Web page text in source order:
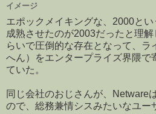
イメージ
エポックメイキングな、2000と
成熟させたのが2003だったと理
らいで圧倒的な存在となって、
へん）をエンタープライズ界隈で
ていた。
同じ会社のおじさんが、Netware
ので、総務兼情シスみたいなユー